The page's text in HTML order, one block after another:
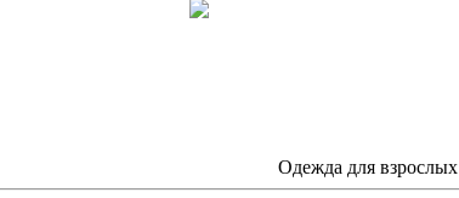
Одежда для взрослых